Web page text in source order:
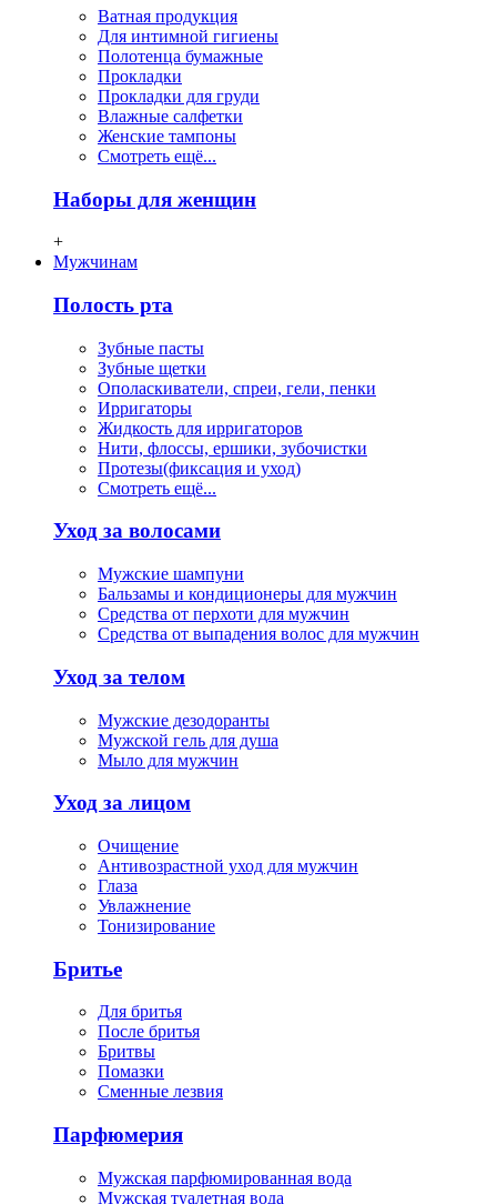
Ватная продукция
Для интимной гигиены
Полотенца бумажные
Прокладки
Прокладки для груди
Влажные салфетки
Женские тампоны
Смотреть ещё...
Наборы для женщин
+
Мужчинам
Полость рта
Зубные пасты
Зубные щетки
Ополаскиватели, спреи, гели, пенки
Ирригаторы
Жидкость для ирригаторов
Нити, флосcы, ершики, зубочистки
Протезы(фиксация и уход)
Смотреть ещё...
Уход за волосами
Мужские шампуни
Бальзамы и кондиционеры для мужчин
Средства от перхоти для мужчин
Средства от выпадения волос для мужчин
Уход за телом
Мужские дезодоранты
Мужской гель для душа
Мыло для мужчин
Уход за лицом
Очищение
Антивозрастной уход для мужчин
Глаза
Увлажнение
Тонизирование
Бритье
Для бритья
После бритья
Бритвы
Помазки
Сменные лезвия
Парфюмерия
Мужская парфюмированная вода
Мужская туалетная вода